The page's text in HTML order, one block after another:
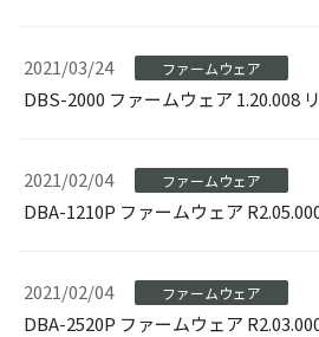
2021/03/24 ファームウェア
DBS-2000 ファームウェア 1.20.008
2021/02/04 ファームウェア
DBA-1210P ファームウェア
2021/02/04 ファームウェア
DBA-2520P ファームウェア